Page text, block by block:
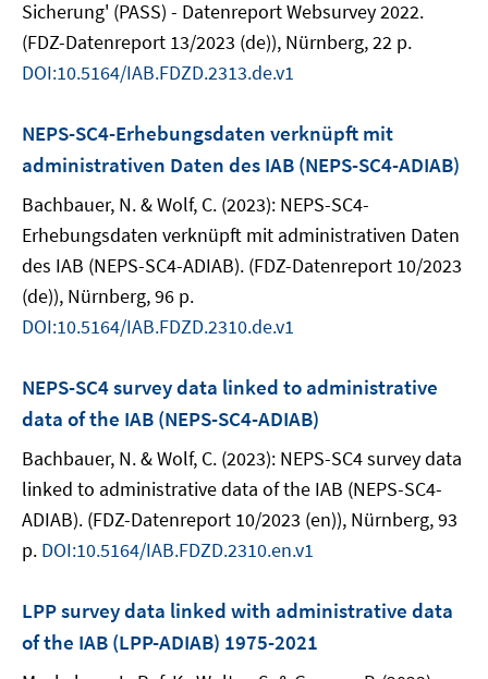
Sicherung' (PASS) - Datenreport Websurvey 2022.
(FDZ-Datenreport 13/2023 (de)), Nürnberg, 22 p.
DOI:10.5164/IAB.FDZD.2313.de.v1
NEPS-SC4-Erhebungsdaten verknüpft mit
administrativen Daten des IAB (NEPS-SC4-ADIAB)
Bachbauer, N. & Wolf, C. (2023): NEPS-SC4-
Erhebungsdaten verknüpft mit administrativen Daten
des IAB (NEPS-SC4-ADIAB). (FDZ-Datenreport 10/2023
(de)), Nürnberg, 96 p.
DOI:10.5164/IAB.FDZD.2310.de.v1
NEPS-SC4 survey data linked to administrative
data of the IAB (NEPS-SC4-ADIAB)
Bachbauer, N. & Wolf, C. (2023): NEPS-SC4 survey data
linked to administrative data of the IAB (NEPS-SC4-
ADIAB). (FDZ-Datenreport 10/2023 (en)), Nürnberg, 93
p. DOI:10.5164/IAB.FDZD.2310.en.v1
LPP survey data linked with administrative data
of the IAB (LPP-ADIAB) 1975-2021